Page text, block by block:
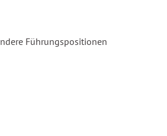
Führungspositionen